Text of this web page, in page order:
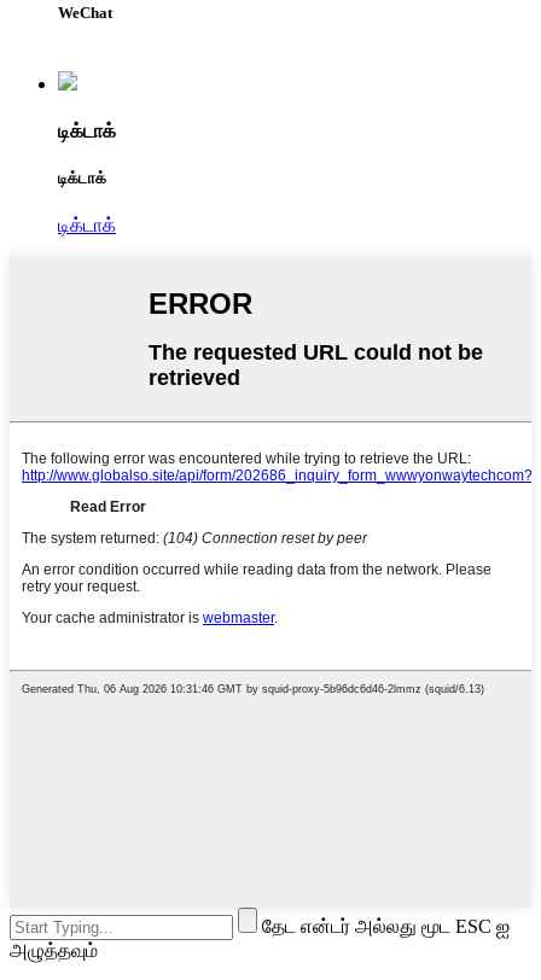
WeChat
டிக்டாக்
டிக்டாக்
டிக்டாக்
தேட என்டர் அல்லது மூட ESC ஐ
அழுத்தவும்